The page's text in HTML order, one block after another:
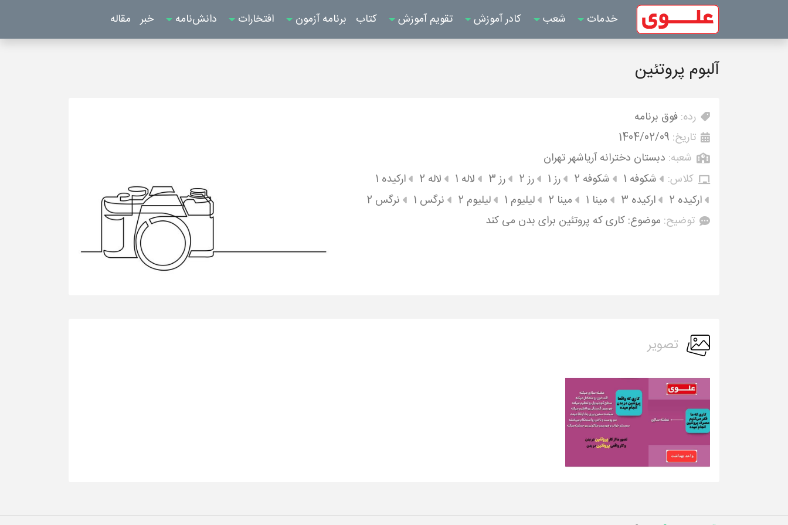
خدمات شعب کادر آموزش تقویم آموزش کتاب برنامه آزمون افتخارات دانش‌نامه خبر مقاله
آلبوم پروتئین
رده: فوق برنامه
تاریخ: 1404/02/09
شعبه: دبستان دخترانه آریاشهر تهران
کلاس:
شکوفه 1 شکوفه 2 رز 1 رز 2 رز 3 لاله 1 لاله 2
ارکیده 1
ارکیده 2
ارکیده 3 مینا 1 مینا 2 لیلیوم 1 لیلیوم 2 نرگس 1
نرگس 2
توضیح: موضوع: کاری که پروتئین برای بدن می کند
تصویر